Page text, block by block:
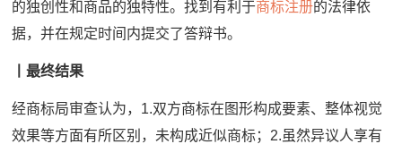
的独创性和商品的独特性。找到有利于商标注册的法律依
据，并在规定时间内提交了答辩书。
丨最终结果
经商标局审查认为，1.双方商标在图形构成要素、整体视觉
效果等方面有所区别，未构成近似商标；2.虽然异议人享有